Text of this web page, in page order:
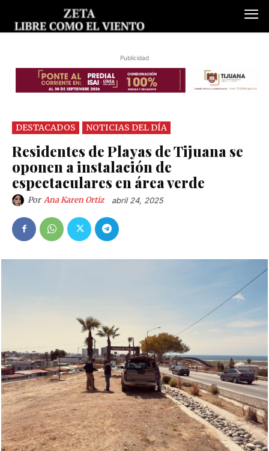
Publicidad
DESTACADOS NOTICIAS DEL DÍA
Residentes de Playas de Tijuana se
oponen a instalación de
espectaculares en área verde
Por Ana Karen Ortiz abril 24, 2025